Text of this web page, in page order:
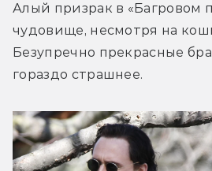
Алый призрак в «Багровом
чудовище, несмотря на
Безупречно прекрасные
гораздо страшнее.